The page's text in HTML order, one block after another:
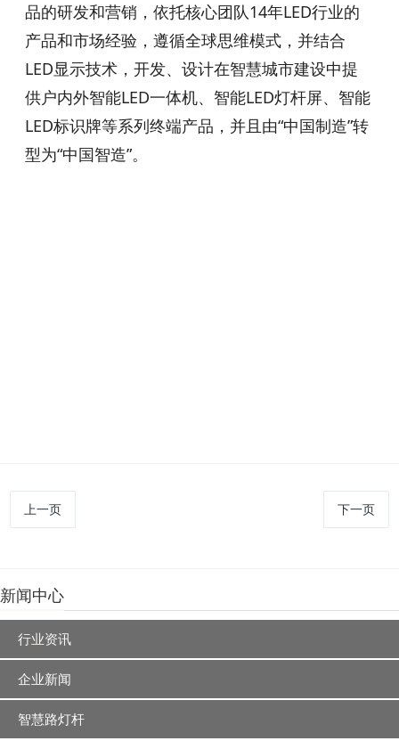
品的研发和营销，依托核心团队14年LED行业的
产品和市场经验，遵循全球思维模式，并结合
LED显示技术，开发、设计在智慧城市建设中提
供户内外智能LED一体机、智能LED灯杆屏、智能
LED标识牌等系列终端产品，并且由“中国制造”转
型为“中国智造”。
上一页 下一页
新闻中心
行业资讯
企业新闻
智慧路灯杆